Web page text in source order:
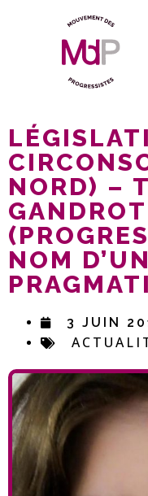
NORD) –
GANDROT
NOM
3 JUIN